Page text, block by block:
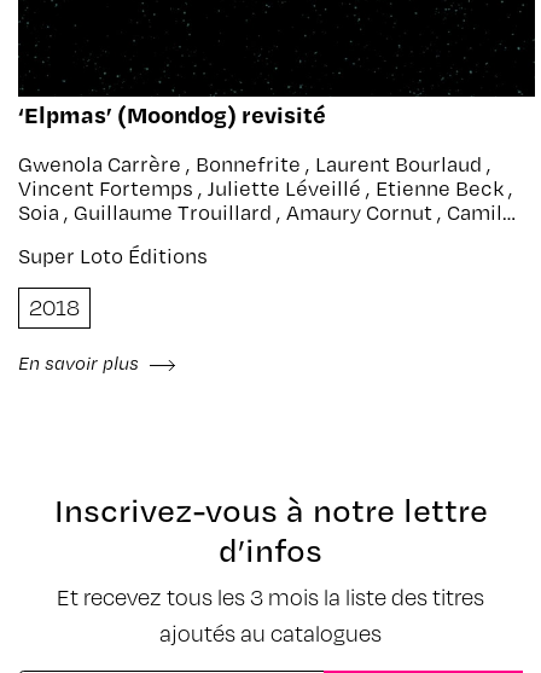
‘Elpmas’ (Moondog) revisité
Gwenola Carrère , Bonnefrite , Laurent Bourlaud ,
Vincent Fortemps , Juliette Léveillé , Etienne Beck ,
Soia , Guillaume Trouillard , Amaury Cornut , Camille
Patrick Gyger
Super Loto Éditions
2018
En savoir plus
Inscrivez-vous à notre lettre
d’infos
Et recevez tous les 3 mois la liste des titres
ajoutés au catalogues